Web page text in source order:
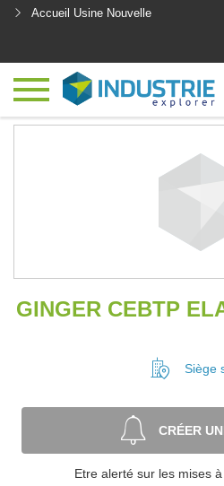
Accueil Usine Nouvelle
GINGER CEBTP
Siège
CRÉER
Etre alerté sur les mises